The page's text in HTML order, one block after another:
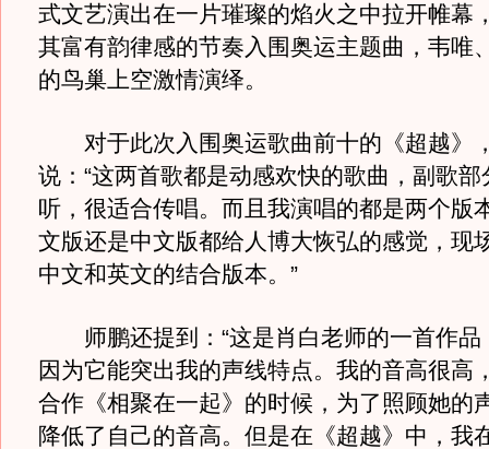
式文艺演出在一片璀璨的焰火之中拉开帷幕
其富有韵律感的节奏入围奥运主题曲，韦唯
的鸟巢上空激情演绎。
对于此次入围奥运歌曲前十的《超越》
说：“这两首歌都是动感欢快的歌曲，副歌部
听，很适合传唱。而且我演唱的都是两个版
文版还是中文版都给人博大恢弘的感觉，现
中文和英文的结合版本。”
师鹏还提到：“这是肖白老师的一首作品
因为它能突出我的声线特点。我的音高很高
合作《相聚在一起》的时候，为了照顾她的
降低了自己的音高。但是在《超越》中，我